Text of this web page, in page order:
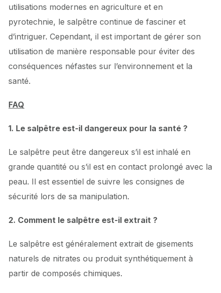
utilisations modernes en agriculture et en
pyrotechnie, le salpêtre continue de fasciner et
d’intriguer. Cependant, il est important de gérer son
utilisation de manière responsable pour éviter des
conséquences néfastes sur l’environnement et la
santé.
FAQ
1. Le salpêtre est-il dangereux pour la santé ?
Le salpêtre peut être dangereux s’il est inhalé en
grande quantité ou s’il est en contact prolongé avec la
peau. Il est essentiel de suivre les consignes de
sécurité lors de sa manipulation.
2. Comment le salpêtre est-il extrait ?
Le salpêtre est généralement extrait de gisements
naturels de nitrates ou produit synthétiquement à
partir de composés chimiques.